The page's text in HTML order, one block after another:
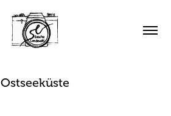
Ostseeküste